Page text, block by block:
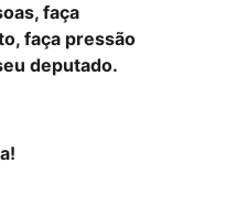
faça
faça pressão
deputado.